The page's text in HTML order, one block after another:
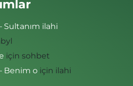
Sultanım ilahi
için sohbet
Benim o için ilahi